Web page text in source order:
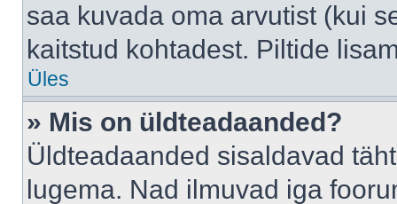
saa kuvada oma arvutist (kui
kaitstud kohtadest. Piltide
Üles
» Mis on üldteadaanded?
Üldteadaanded sisaldavad
lugema. Nad ilmuvad iga